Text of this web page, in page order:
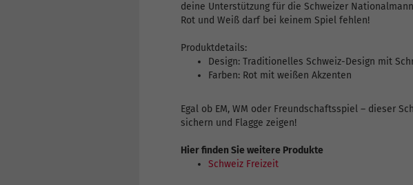
deine Unterstützung für die Schweizer
Rot und Weiß darf bei keinem Spiel fehlen!
Produktdetails:
Design: Traditionelles Schweiz-Design mit
Farben: Rot mit weißen Akzenten
Egal ob EM, WM oder Freundschaftsspiel – dieser
sichern und Flagge zeigen!
Hier finden Sie weitere Produkte
Schweiz Freizeit